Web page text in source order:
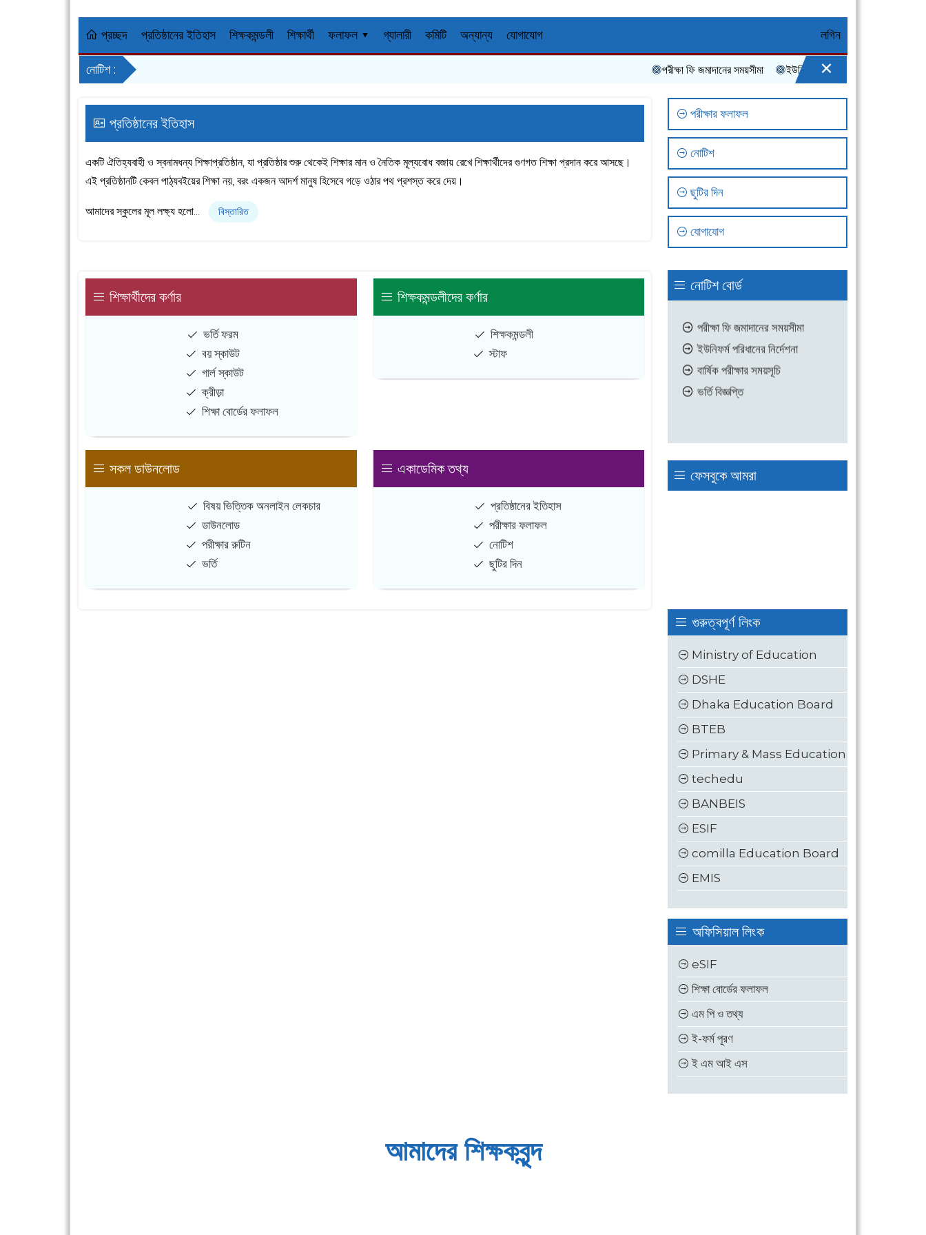
প্রচ্ছদ প্রতিষ্ঠানের ইতিহাস শিক্ষকমন্ডলী শিক্ষার্থী ফলাফল ▾ গ্যালারী কমিটি অন্যান্য যোগাযোগ লগিন
নোটিশ : পরীক্ষা ফি জমাদানের সময়সীমা ইউনিফর্ম পরিধানের নির্দেশনা
×
প্রতিষ্ঠানের ইতিহাস
একটি ঐতিহ্যবাহী ও স্বনামধন্য শিক্ষাপ্রতিষ্ঠান, যা প্রতিষ্ঠার শুরু থেকেই শিক্ষার মান ও নৈতিক মূল্যবোধ বজায় রেখে শিক্ষার্থীদের গুণগত শিক্ষা প্রদান করে আসছে।
এই প্রতিষ্ঠানটি কেবল পাঠ্যবইয়ের শিক্ষা নয়, বরং একজন আদর্শ মানুষ হিসেবে গড়ে ওঠার পথ প্রশস্ত করে দেয়।
আমাদের স্কুলের মূল লক্ষ্য হলো... বিস্তারিত
শিক্ষার্থীদের কর্ণার
ভর্তি ফরম
বয় স্কাউট
গার্ল স্কাউট
ক্রীড়া
শিক্ষা বোর্ডের ফলাফল
শিক্ষকমন্ডলীদের কর্ণার
শিক্ষকমন্ডলী
স্টাফ
সকল ডাউনলোড
বিষয় ভিত্তিক অনলাইন লেকচার
ডাউনলোড
পরীক্ষার রুটিন
ভর্তি
একাডেমিক তথ্য
প্রতিষ্ঠানের ইতিহাস
পরীক্ষার ফলাফল
নোটিশ
ছুটির দিন
পরীক্ষার ফলাফল
নোটিশ
ছুটির দিন
যোগাযোগ
নোটিশ বোর্ড
ইউনিফর্ম পরিধানের নির্দেশনা
বার্ষিক পরীক্ষার সময়সূচি
ভর্তি বিজ্ঞপ্তি
ফেসবুকে আমরা
গুরুত্বপূর্ণ লিংক
Ministry of Education
DSHE
Dhaka Education Board
BTEB
Primary & Mass Education
techedu
BANBEIS
ESIF
comilla Education Board
EMIS
অফিসিয়াল লিংক
eSIF
শিক্ষা বোর্ডের ফলাফল
এম পি ও তথ্য
ই-ফর্ম পূরণ
ই এম আই এস
আমাদের শিক্ষকবৃন্দ